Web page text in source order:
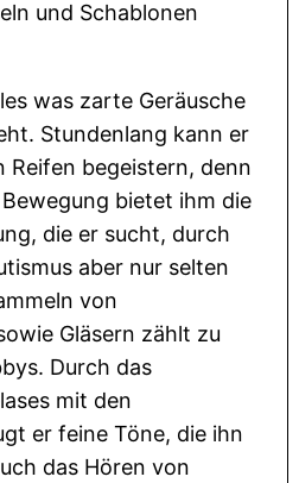
und Schablonen
was zarte Geräusche
Stundenlang kann er
Reifen begeistern, denn
bietet ihm die
die er sucht, durch
aber nur selten
von
Gläsern zählt zu
Durch das
mit den
er feine Töne, die ihn
das Hören von